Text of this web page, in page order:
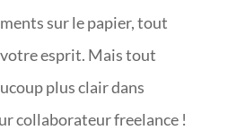
sur le papier, tout
esprit. Mais tout
plus clair dans
collaborateur freelance !